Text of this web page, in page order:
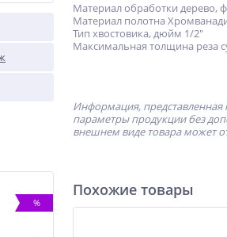
%
Материал обработки дерево,
Материал полотна
Тип хвостовика, дюйм 1/2″
Максимальная толщина реза
Информация, представленная
параметры продукции без
внешнем виде товара может
Похожие товары